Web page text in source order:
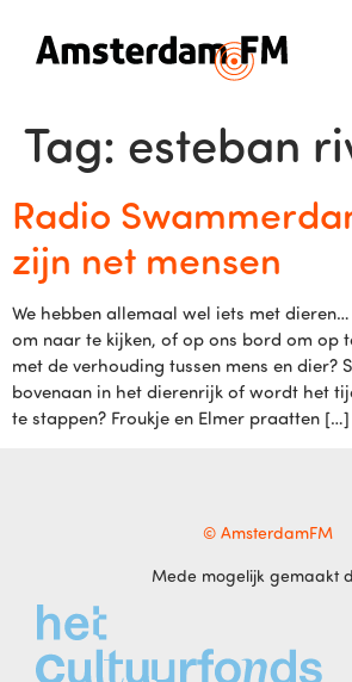
Tag: esteban
Radio
zijn net mensen
We hebben allemaal wel iets met
om naar te kijken, of op ons bord om op
met de verhouding tussen mens en dier?
bovenaan in het dierenrijk of wordt het
te stappen? Froukje en Elmer praatten […]
© AmsterdamFM
Mede mogelijk gemaakt